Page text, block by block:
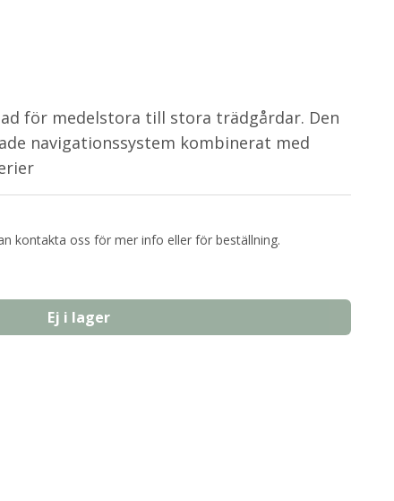
för medelstora till stora trädgårdar. Den
navigationssystem kombinerat med
kontakta oss för mer info eller för beställning.
Ej i lager